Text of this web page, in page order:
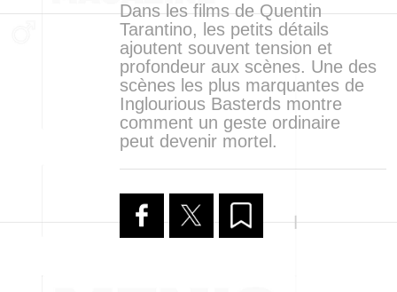
Dans les films de Quentin
Tarantino, les petits détails
ajoutent souvent tension et
profondeur aux scènes. Une des
scènes les plus marquantes de
Inglourious Basterds montre
comment un geste ordinaire
peut devenir mortel.